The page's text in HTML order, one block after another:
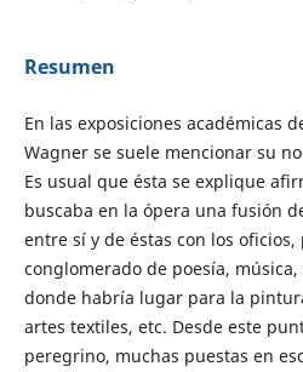
Resumen
En las exposiciones académicas
Wagner se suele mencionar su
Es usual que ésta se explique
buscaba en la ópera una fusión
entre sí y de éstas con los
conglomerado de poesía,
donde habría lugar para la
artes textiles, etc. Desde este
peregrino, muchas puestas en